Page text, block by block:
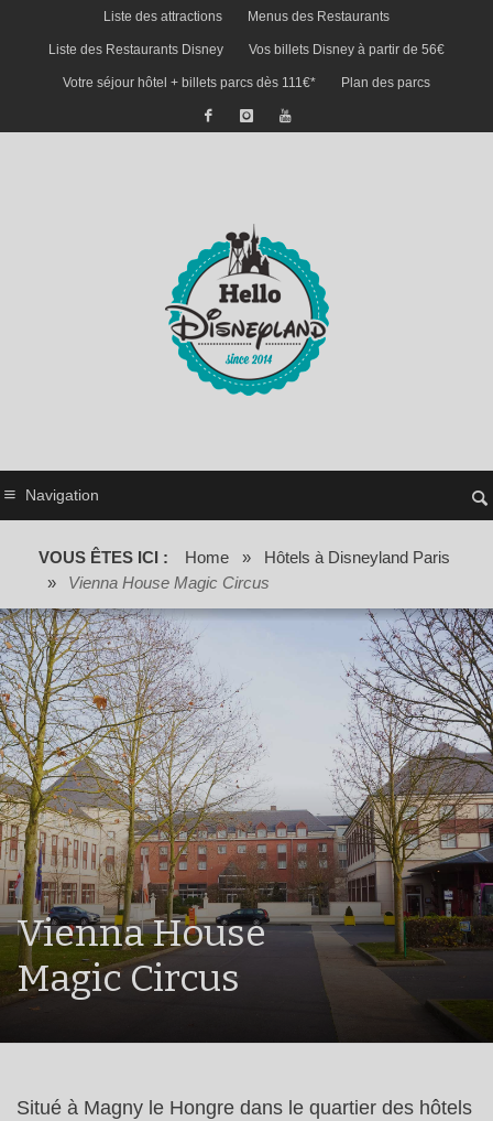
Liste des attractions Menus des Restaurants
Liste des Restaurants Disney Vos billets Disney à partir de 56€
Votre séjour hôtel + billets parcs dès 111€* Plan des parcs
Navigation
VOUS ÊTES ICI : Home »
Hôtels à Disneyland Paris
»
Vienna House Magic Circus
Vienna House
Magic Circus
Situé à Magny le Hongre dans le quartier des hôtels